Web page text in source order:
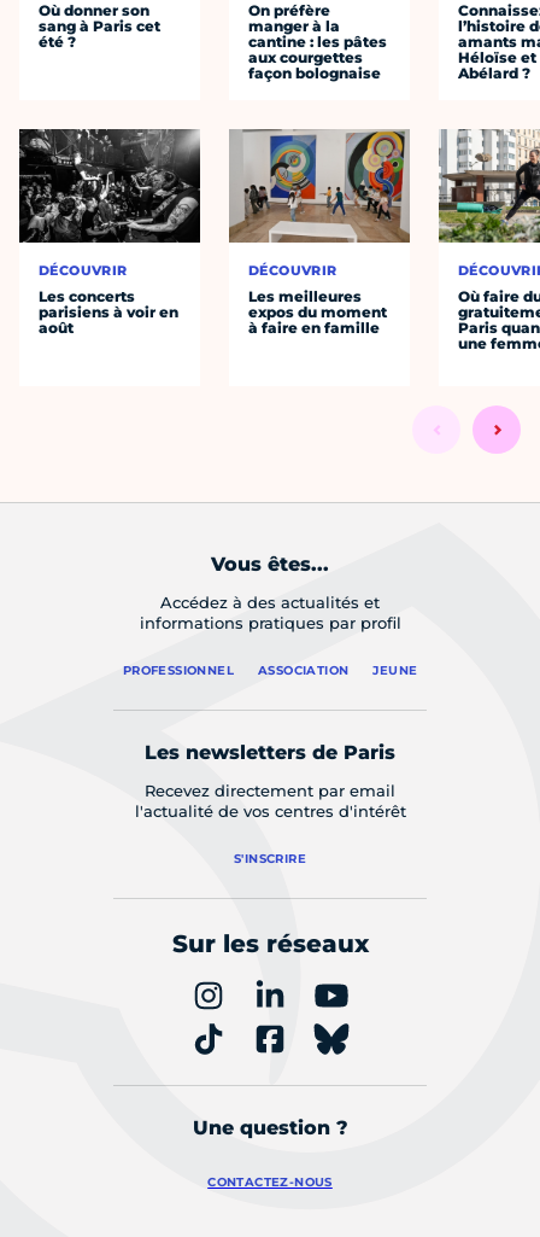
Où donner son
sang à Paris cet
été ?
DÉCOUVRIR
Les concerts
parisiens à voir en
août
On préfère
manger à la
cantine : les pâtes
aux courgettes
façon bolognaise
DÉCOUVRIR
Les meilleures
expos du moment
à faire en famille
l’histoire
amants
Héloïse et
Abélard ?
Où faire
Paris
une
Vous êtes...
Accédez à des actualités et
informations pratiques par profil
PROFESSIONNEL ASSOCIATION JEUNE
Les newsletters de Paris
Recevez directement par email
l'actualité de vos centres d'intérêt
S'INSCRIRE
Sur les réseaux
Une question ?
CONTACTEZ-NOUS